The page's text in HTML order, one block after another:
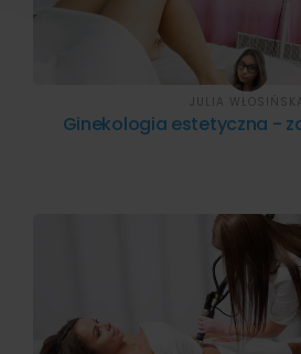
Ginekologia estetyczna -
JULIA WŁOSIŃSKA